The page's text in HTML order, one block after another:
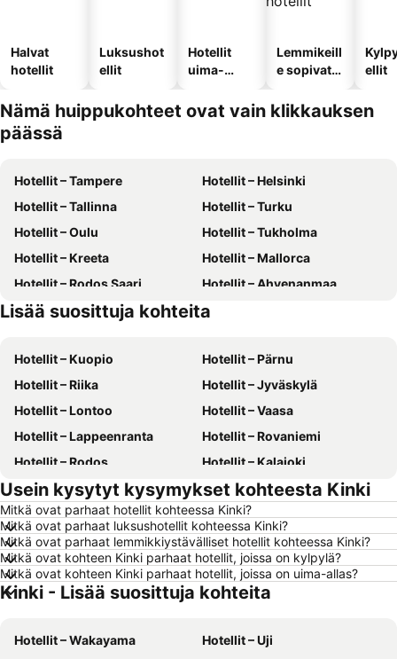
Halvat
hotellit
Luksushot
ellit
Hotellit
uima-
Lemmikeill
e sopivat
ellit
Nämä huippukohteet ovat vain klikkauksen
päässä
Hotellit – Tampere
Hotellit – Helsinki
Hotellit – Tallinna
Hotellit – Turku
Hotellit – Oulu
Hotellit – Tukholma
Hotellit – Kreeta
Hotellit – Mallorca
Hotellit – Rodos Saari
Hotellit – Ahvenanmaa
Hotellit – Suomi
Hotellit – Gran Canaria
Lisää suosittuja kohteita
Hotellit – Kuopio
Hotellit – Pärnu
Hotellit – Riika
Hotellit – Jyväskylä
Hotellit – Lontoo
Hotellit – Vaasa
Hotellit – Lappeenranta
Hotellit – Rovaniemi
Hotellit – Rodos
Hotellit – Kalajoki
Hotellit – Alanya
Hotellit – Joensuu
Hotellit – Fuengirola
Hotellit – Kööpenhamina
Hotellit – Savonlinna
Hotellit – Gdańsk
Hotellit – Lahti
Hotellit – Hämeenlinna
Hotellit – Seinäjoki
Hotellit – Kreikka
Hotellit – Teneriffa
Hotellit – Gardajärvi
Usein kysytyt kysymykset kohteesta Kinki
Mitkä ovat parhaat hotellit kohteessa Kinki?
Mitkä ovat parhaat luksushotellit kohteessa Kinki?
Mitkä ovat parhaat lemmikkiystävälliset hotellit kohteessa Kinki?
Mitkä ovat kohteen Kinki parhaat hotellit, joissa on kylpylä?
Mitkä ovat kohteen Kinki parhaat hotellit, joissa on uima-allas?
Kinki - Lisää suosittuja kohteita
Hotellit – Wakayama
Hotellit – Uji